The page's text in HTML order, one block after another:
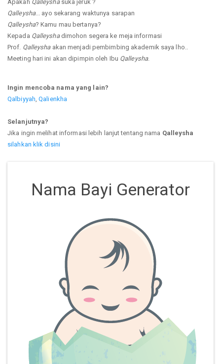
Apakah Qalleyshasuka jeruk ?
Qalleysha... ayo sekarang waktunya sarapan
Qalleysha? Kamu mau bertanya?
Kepada Qalleyshadimohon segera ke meja informasi
Prof. Qalleyshaakan menjadi pembimbing akademik saya lho..
Meeting hari ini akan dipimpin oleh Ibu Qalleysha.
Ingin mencoba nama yang lain?
Qalbiyyah ,Qalienkha
Selanjutnya?
Jika ingin melihat informasi lebih lanjut tentang nama Qalleysha
silahkan klik disini
Nama Bayi Generator